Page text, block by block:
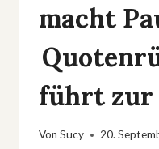
macht
führt zur
Von Sucy 20.